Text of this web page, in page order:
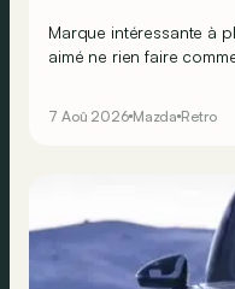
Marque intéressante à
aimé ne rien faire
7 Aoû 2026 Mazda Retro